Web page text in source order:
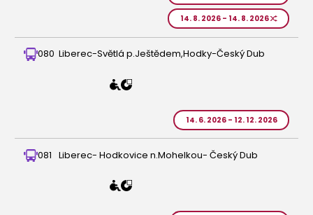
14. 8. 2026 - 14. 8. 2026
080 Liberec-Světlá p.Ještědem,Hodky-Český Dub
14. 6. 2026 - 12. 12. 2026
081 Liberec- Hodkovice n.Mohelkou- Český Dub